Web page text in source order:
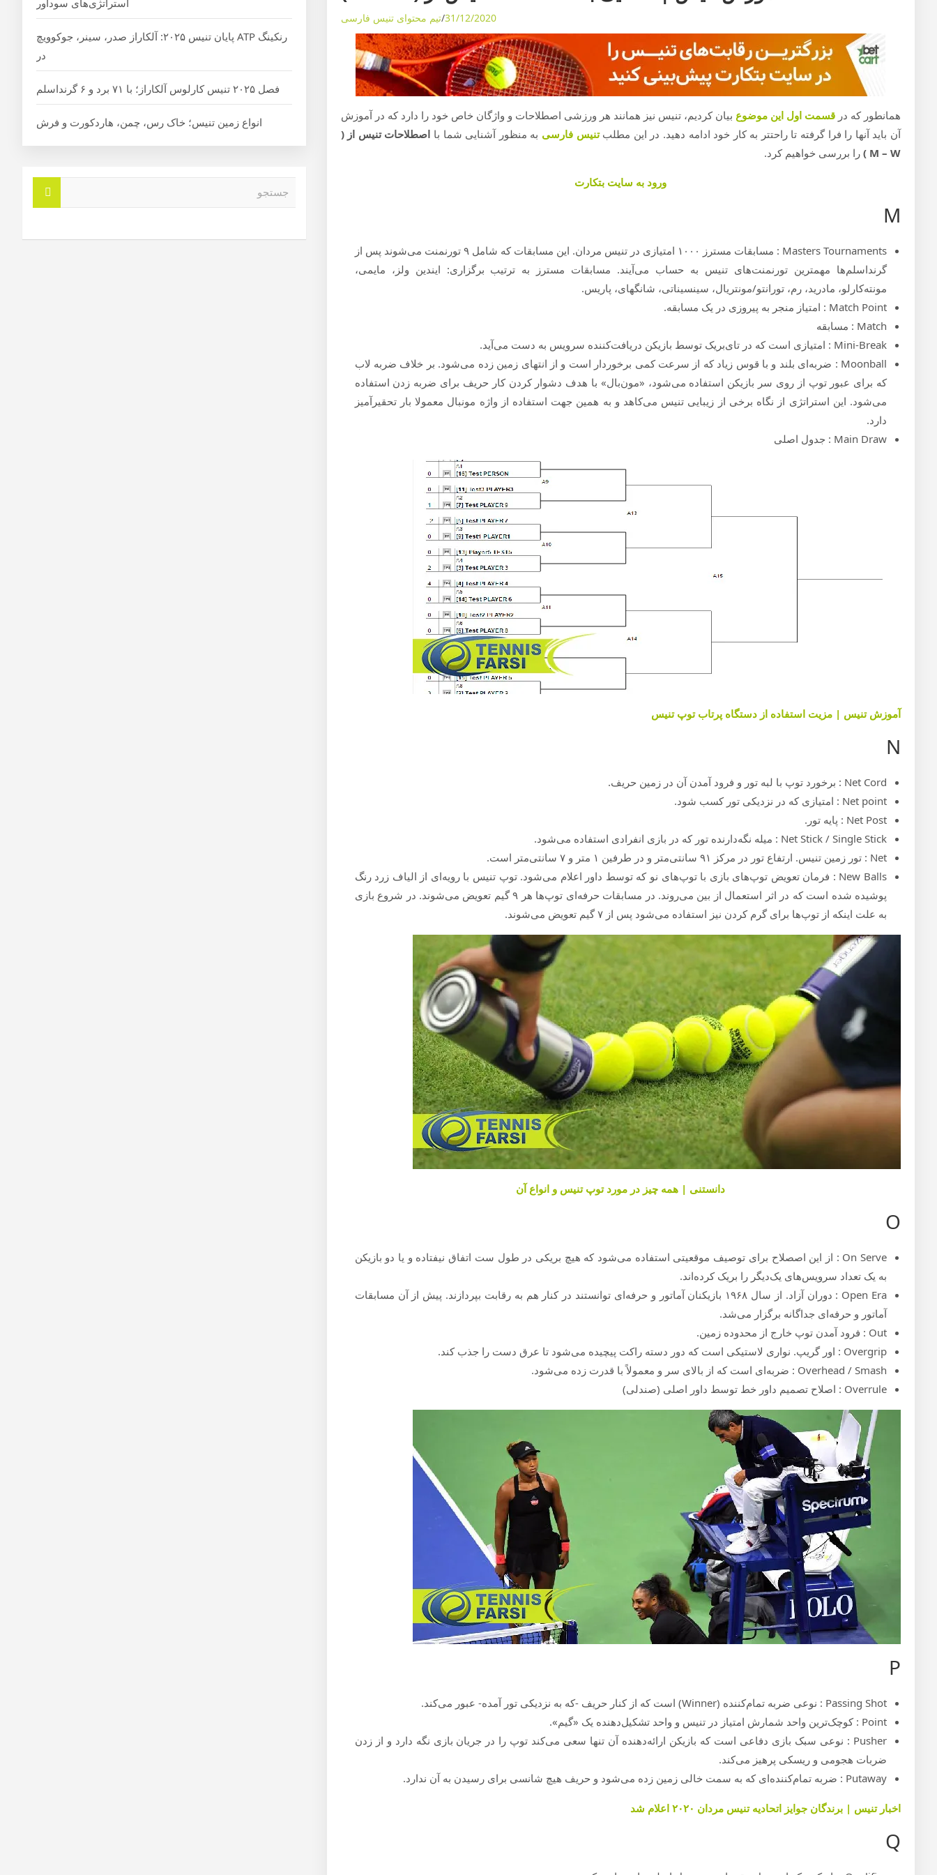
31/12/2020 تیم محتوای تنیس فارسی
همانطور که در قسمت اول این موضوع بیان کردیم، تنیس نیز همانند هر ورزشی اصطلاحات و واژگان خاص خود را دارد که در آموزش
آن باید آنها را فرا گرفته تا راحتتر به کار خود ادامه دهید. در این مطلبتنیس فارسی به منظور آشنایی شما با اصطلاحات تنیس از (
M – W )
را بررسی خواهیم کرد.
ورود به سایت بتکارت
M
Masters Tournaments : مسابقات مسترز ۱۰۰۰ امتیازی در تنیس مردان. این مسابقات که شامل ۹ تورنمنت می‌شوند پس از
گرنداسلم‌ها مهمترین تورنمنت‌های تنیس به حساب می‌آیند. مسابقات مسترز به ترتیب برگزاری: ایندین ولز، مایمی،
مونته‌کارلو، مادرید، رم، تورانتو/مونتریال، سینسیناتی، شانگهای، پاریس.
Match Point : امتیاز منجر به پیروزی در یک مسابقه.
Match : مسابقه
Mini-Break : امتیازی است که در تای‌بریک توسط بازیکن دریافت‌کننده سرویس به دست می‌آید.
Moonball : ضربه‌ای بلند و با قوس زیاد که از سرعت کمی برخوردار است و از انتهای زمین زده می‌شود. بر خلاف ضربه لاب
که برای عبور توپ از روی سر بازیکن استفاده می‌شود، «مون‌بال» با هدف دشوار کردن کار حریف برای ضربه زدن استفاده
می‌شود. این استراتژی از نگاه برخی از زیبایی تنیس می‌کاهد و به همین جهت استفاده از واژه مونبال معمولا بار تحقیرآمیز
دارد.
Main Draw : جدول اصلی
آموزش تنیس | مزیت استفاده از دستگاه پرتاب توپ تنیس
N
Net Cord : برخورد توپ با لبه تور و فرود آمدن آن در زمین حریف.
Net point : امتیازی که در نزدیکی تور کسب شود.
Net Post : پایه‌ تور.
Net Stick / Single Stick : میله نگه‌دارنده تور که در بازی انفرادی استفاده می‌شود.
Net : تور زمین تنیس. ارتفاع تور در مرکز ۹۱ سانتی‌متر و در طرفین ۱ متر و ۷ سانتی‌متر است.
New Balls : فرمان تعویض توپ‌های بازی با توپ‌های نو که توسط داور اعلام می‌شود. توپ تنیس با رویه‌ای از الیاف زرد رنگ
پوشیده شده است که در اثر استعمال از بین می‌روند. در مسابقات حرفه‌ای توپ‌ها هر ۹ گیم تعویض می‌شوند. در شروع بازی‌
به علت اینکه از توپ‌ها برای گرم کردن نیز استفاده می‌شود پس از ۷ گیم تعویض می‌شوند.
دانستنی | همه چیز در مورد توپ تنیس و انواع آن
O
On Serve : از این اصصلاح برای توصیف موقعیتی استفاده می‌شود که هیچ بریکی در طول ست اتفاق نیفتاده و یا دو بازیکن
به یک تعداد سرویس‌های یک‌دیگر را بریک کرده‌اند.
Open Era : دوران آزاد. از سال ۱۹۶۸ بازیکنان آماتور و حرفه‌ای توانستند در کنار هم به رقابت‌ بپردازند. پیش از آن مسابقات
آماتور و حرفه‌ای جداگانه برگزار می‌شد.
Out : فرود آمدن توپ خارج از محدوده زمین.
Overgrip : اور گریپ. نواری لاستیکی است که دور دسته راکت پیچیده می‌شود تا عرق دست را جذب کند.
Overhead / Smash : ضربه‌ای است که از بالای سر و معمولاً با قدرت زده می‌شود.
Overrule : اصلاح تصمیم داور خط توسط داور اصلی (صندلی)
P
Passing Shot : نوعی ضربه‌ تمام‌کننده (Winner) است که از کنار حریف -که به نزدیکی تور آمده- عبور می‌کند.
Point : کوچک‌ترین واحد شمارش امتیاز در تنیس و واحد تشکیل‌دهنده یک «گیم».
Pusher : نوعی سبک بازی دفاعی است که بازیکن ارائه‌دهنده آن تنها سعی می‌کند توپ را در جریان بازی نگه دارد و از زدن
ضربات هجومی و ریسکی پرهیز می‌کند.
Putaway : ضربه‌ تمام‌کننده‌ای که به سمت خالی زمین زده می‌شود و حریف هیچ شانسی برای رسیدن به آن ندارد.
اخبار تنیس | برندگان جوایز اتحادیه تنیس مردان ۲۰۲۰ اعلام شد
Q
استراتژی‌های سودآور
رنکینگ ATP پایان تنیس ۲۰۲۵: آلکاراز صدر، سینر، جوکوویچ
در
فصل ۲۰۲۵ تنیس کارلوس آلکاراز؛ با ۷۱ برد و ۶ گرنداسلم
انواع زمین تنیس؛ خاک رس، چمن، هاردکورت و فرش
و